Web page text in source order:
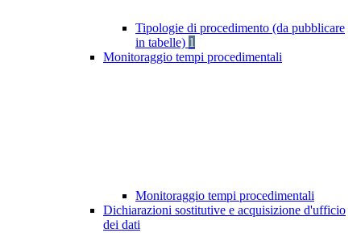
Tipologie di procedimento (da pubblicare
in tabelle) 1
Monitoraggio tempi procedimentali
Monitoraggio tempi procedimentali
Dichiarazioni sostitutive e acquisizione d'ufficio
dei dati